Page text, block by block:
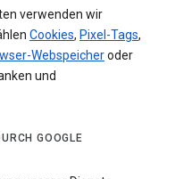
verwenden wir
Cookies, Pixel-Tags,
Webspeicheroder
und
GOOGLE